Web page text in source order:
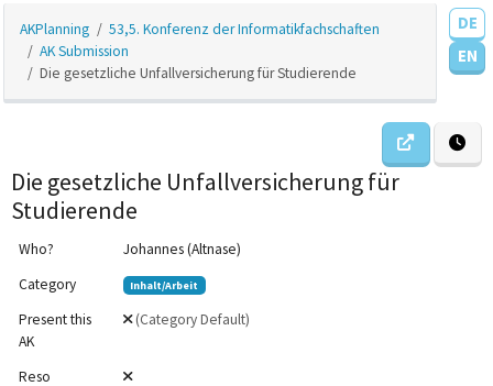
DE
EN
AKPlanning
53,5. Konferenz der Informatikfachschaften
AK Submission
Die gesetzliche Unfallversicherung für Studierende
Die gesetzliche Unfallversicherung für
Studierende
Who?
Johannes (Altnase)
Category
Inhalt/Arbeit
Present this
AK
(Category Default)
Reso